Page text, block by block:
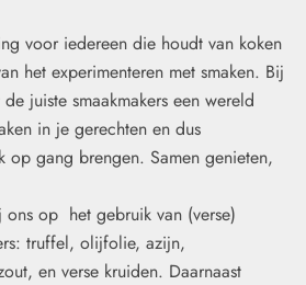
voor iedereen die houdt van koken
het experimenteren met smaken. Bij
juiste smaakmakers een wereld
in je gerechten en dus
op gang brengen. Samen genieten,
op het gebruik van (verse)
truffel, olijfolie, azijn,
en verse kruiden. Daarnaast